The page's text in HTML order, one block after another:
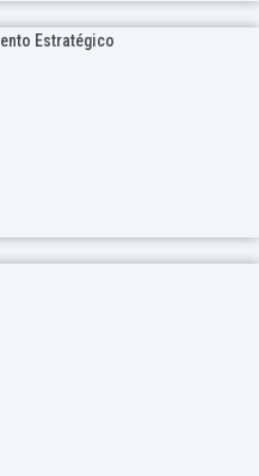
Estratégico